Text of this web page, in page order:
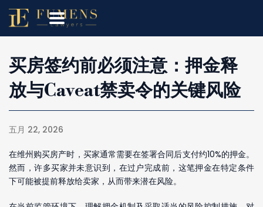
买房签约前必须注意：押金释
放与Caveat禁卖令的关键风险
五月 22, 2026
在维州购买房产时，买家通常需要在签署合同后支付约10%的押金。
然而，许多买家并未意识到，在过户完成前，这笔押金在特定条件
下可能被提前释放给卖家，从而带来潜在风险。